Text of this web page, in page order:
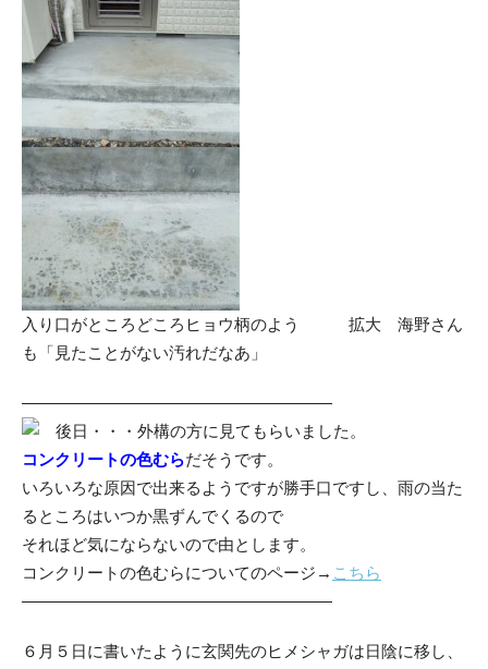
入り口がところどころヒョウ柄のよう 拡大 海野さん
も「見たことがない汚れだなあ」
———————————————————
後日・・・外構の方に見てもらいました。
コンクリートの色むらだそうです。
いろいろな原因で出来るようですが勝手口ですし、雨の当た
るところはいつか黒ずんでくるので
それほど気にならないので由とします。
コンクリートの色むらについてのページ→ こちら
———————————————————
６月５日に書いたように玄関先のヒメシャガは日陰に移し、